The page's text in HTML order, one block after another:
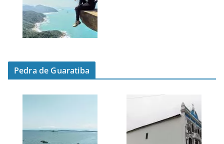
Pedra de Guaratiba